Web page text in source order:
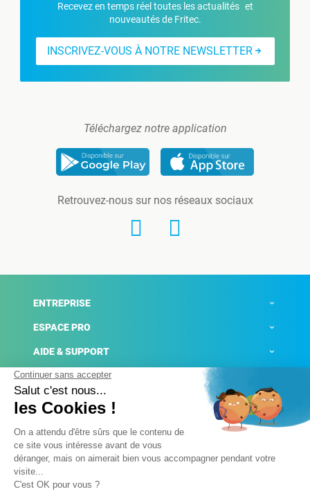
Recevez en temps réel toutes les actualités et
nouveautés de Fritec.
INSCRIVEZ-VOUS À NOTRE NEWSLETTER
Téléchargez notre application
Retrouvez-nous sur nos réseaux sociaux
ENTREPRISE
ESPACE PRO
AIDE & SUPPORT
ACTUALITÉS
Mentions légales